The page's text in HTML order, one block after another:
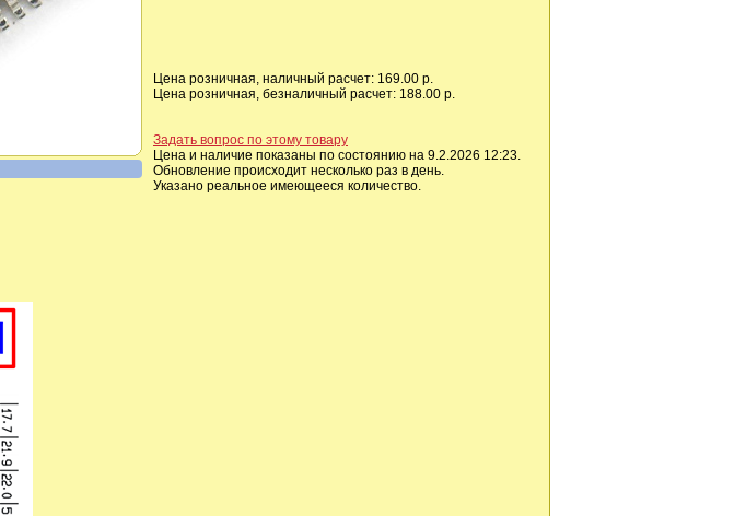
Цена розничная, наличный расчет: 169.00 р.
Цена розничная, безналичный расчет: 188.00 р.
Задать вопрос по этому товару
Цена и наличие показаны по состоянию на 9.2.2026 12:23.
Обновление происходит несколько раз в день.
Указано реальное имеющееся количество.